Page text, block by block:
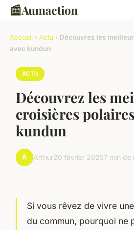
📰Aumaction
Accueil › Actu › Découvrez les
avec kundun
ACTU
Découvrez les
croisières
kundun
A Arthur20 février 20257 min de
Si vous rêvez de vivre
du commun, pourquoi ne